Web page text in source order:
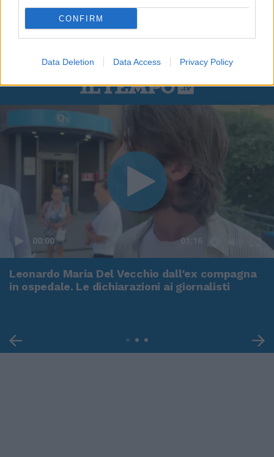
CONFIRM
Data Deletion Data Access Privacy Policy
00:00 01:16
Leonardo Maria Del Vecchio dall'ex compagna
in ospedale. Le dichiarazioni ai giornalisti